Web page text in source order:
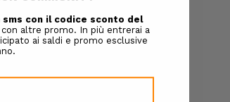
NUOVO CLIENTE?
Crea un account con noi e sarai in grado di: